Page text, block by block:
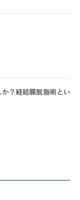
？経結膜脱脂術とい